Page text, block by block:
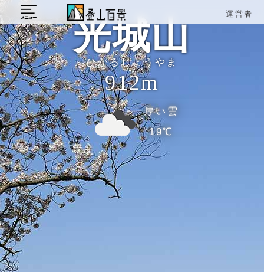
運営者
光城山
ひかるじょうやま
912m
厚い雲
19℃